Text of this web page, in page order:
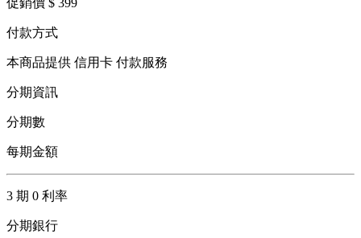
促銷價 $ 399
付款方式
本商品提供 信用卡 付款服務
分期資訊
分期數
每期金額
3 期 0 利率
分期銀行